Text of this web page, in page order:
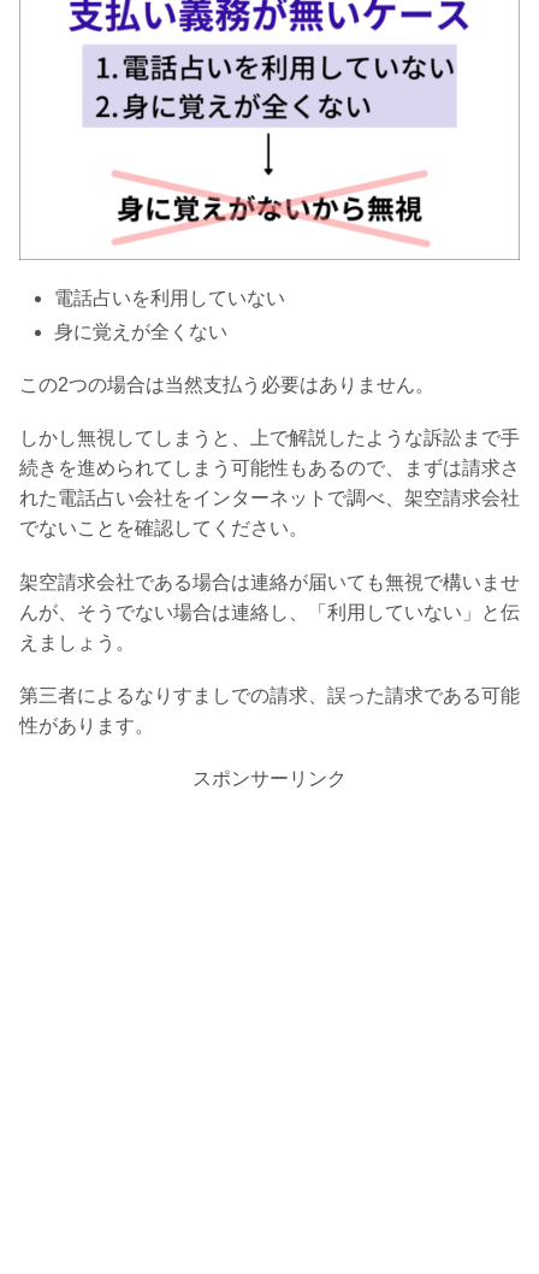
電話占いを利用していない
身に覚えが全くない
この2つの場合は当然支払う必要はありません。
しかし無視してしまうと、上で解説したような訴訟まで手
続きを進められてしまう可能性もあるので、まずは請求さ
れた電話占い会社をインターネットで調べ、架空請求会社
でないことを確認してください。
架空請求会社である場合は連絡が届いても無視で構いませ
んが、そうでない場合は連絡し、「利用していない」と伝
えましょう。
第三者によるなりすましでの請求、誤った請求である可能
性があります。
スポンサーリンク